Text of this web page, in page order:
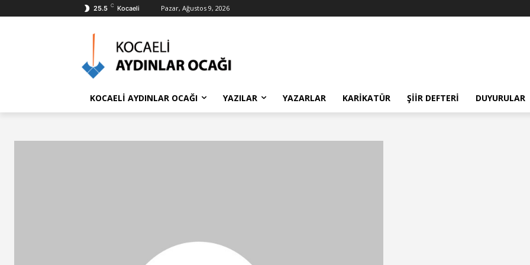
25.5 C Kocaeli Pazar, Ağustos 9, 2026
KOCAELİ AYDINLAR OCAĞI YAZILAR YAZARLAR KARIKATÜR ŞIIR DEFTERI DUYURULAR